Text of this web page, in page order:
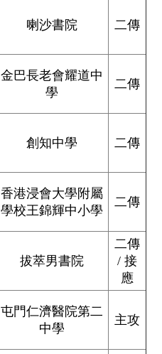
喇沙書院 二傳
金巴長老會耀道中
學
二傳
創知中學 二傳
香港浸會大學附屬
學校王錦輝中小學
二傳
拔萃男書院
二傳
/ 接
應
屯門仁濟醫院第二
中學
主攻